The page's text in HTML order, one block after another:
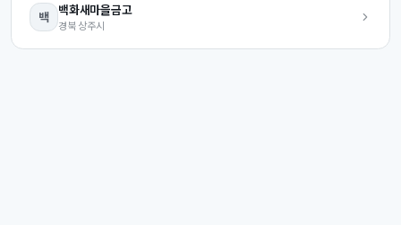
백 백화새마을금고
경북 상주시